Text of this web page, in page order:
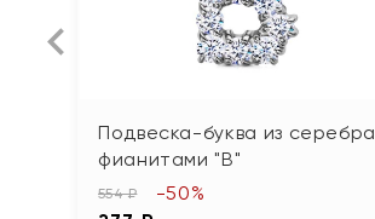
Подвеска-буква из
фианитами "В"
554 ₽ -50%